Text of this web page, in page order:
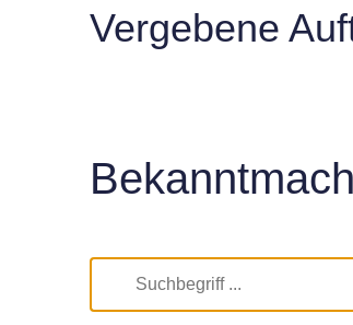
Vergebene